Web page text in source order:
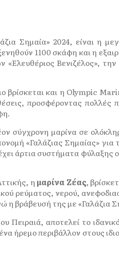
Σημαία» 2024, είναι η
1100 σκάφη και η
Βενιζέλος»,
βρίσκεται και η Olympic
προσφέροντας
σύγχρονη μαρίνα σε
«Γαλάζιας Σημαίας» για
άρτια συστήματα φύλαξης
η μαρίνα Ζέας,
ρεύματος, νερού,
η βράβευσή της με «Γαλάζια
Πειραιά, αποτελεί το
ήρεμο περιβάλλον στους